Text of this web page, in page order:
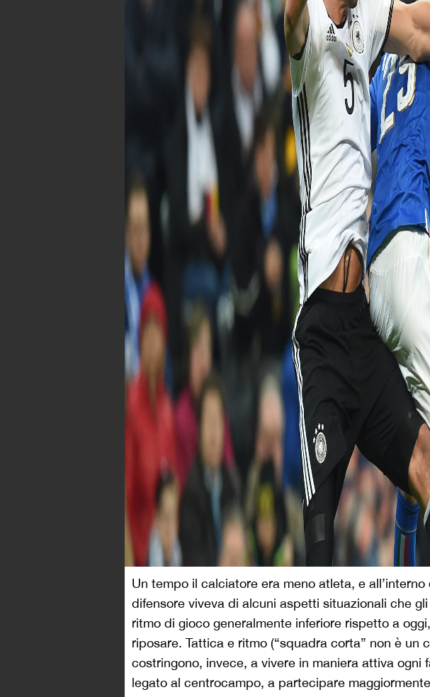
Un tempo il calciatore era meno atleta, e
difensore viveva di alcuni aspetti situazionali che
ritmo di gioco generalmente inferiore rispetto a
riposare. Tattica e ritmo (“squadra corta” non è un
costringono, invece, a vivere in maniera attiva ogni
legato al centrocampo, a partecipare